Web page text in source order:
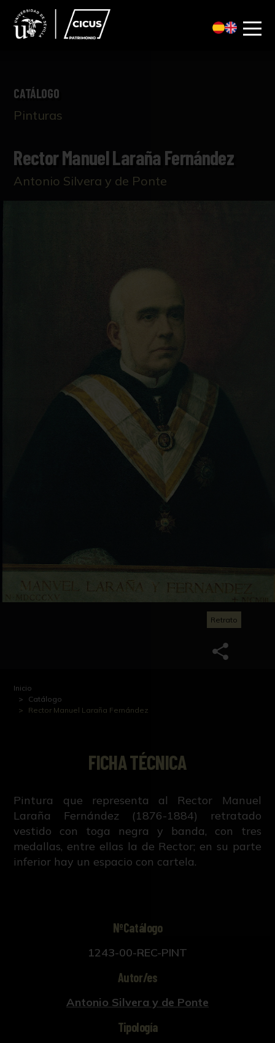
CATÁLOGO
Pinturas
Rector Manuel Laraña Fernández
Antonio Silvera y de Ponte
Retrato
Inicio
Catálogo
Rector Manuel Laraña Fernández
FICHA TÉCNICA
Pintura que representa al Rector Manuel
Laraña Fernández (1876-1884) retratado
vestido con toga negra y banda, con tres
medallas, entre ellas la de Rector; en su parte
inferior hay un espacio con cartela.
NºCatálogo
1243-00-REC-PINT
Autor/es
Antonio Silvera y de Ponte
Tipología